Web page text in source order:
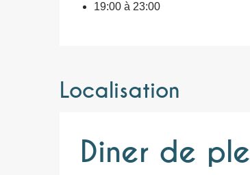
19:00 à 23:00
Localisation
Diner de